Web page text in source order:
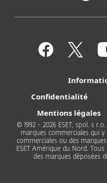
Confidentialité
Mentions légales
© 1992 - 2026 ESET, spol. s
marques commerciales qui
commerciales ou des
ESET Amérique du Nord.
des marques déposées